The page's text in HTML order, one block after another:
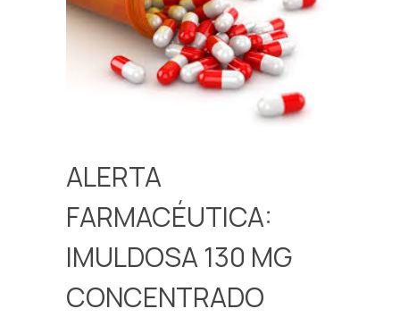
ALERTA
FARMACÉUTICA:
IMULDOSA 130 MG
CONCENTRADO